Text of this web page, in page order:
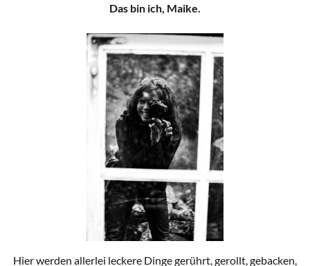
Das bin ich, Maike.
Hier werden allerlei leckere Dinge gerührt, gerollt, gebacken,